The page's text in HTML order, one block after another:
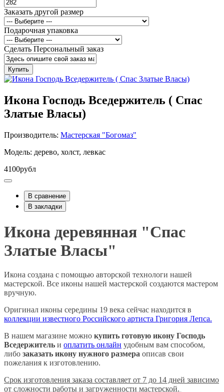
Заказать другой размер
Подарочная упаковка
Сделать Персональный заказ
Купить
Икона Господь Вседержитель ( Спас
Златые Власы)
Производитель: Мастерская "Богомаз"
Модель: дерево, холст, левкас
4100рубл
В сравнение
В закладки
Икона деревянная "Спас
Златые Власы"
Икона создана с помощью авторской технологи нашей
мастерской. Все иконы нашей мастерской создаются мастером
вручную.
Оригинал иконы середины 19 века сейчас находится в
коллекции известного Российского артиста Григория Лепса.
В нашем магазине можно купить готовую икону Господь
Вседержитель и оплатить онлайн удобным вам способом,
либо заказать икону нужного размера описав свои
пожелания к изготовлению.
Срок изготовления заказа составляет от 7 до 14 дней зависимо
от сложности работы и загруженности мастерской.